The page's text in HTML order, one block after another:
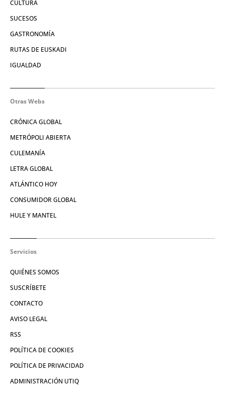
CULTURA
SUCESOS
GASTRONOMÍA
RUTAS DE EUSKADI
IGUALDAD
Otras Webs
CRÓNICA GLOBAL
METRÓPOLI ABIERTA
CULEMANÍA
LETRA GLOBAL
ATLÁNTICO HOY
CONSUMIDOR GLOBAL
HULE Y MANTEL
Servicios
QUIÉNES SOMOS
SUSCRÍBETE
CONTACTO
AVISO LEGAL
RSS
POLÍTICA DE COOKIES
POLÍTICA DE PRIVACIDAD
ADMINISTRACIÓN UTIQ